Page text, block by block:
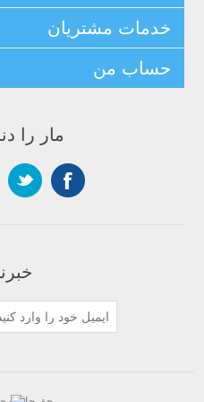
خدمات مشتریان
حساب من
مار را